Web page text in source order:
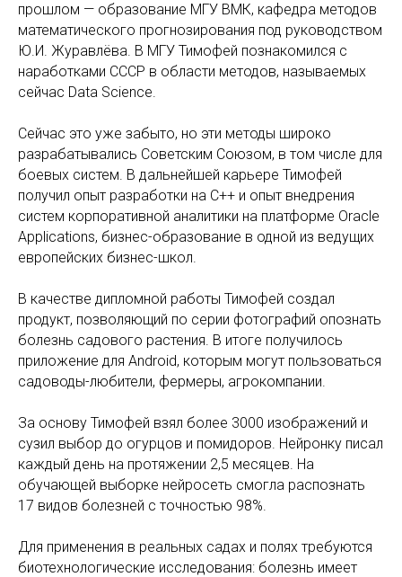
прошлом — образование МГУ ВМК, кафедра методов
математического прогнозирования под руководством
Ю.И. Журавлёва. В МГУ Тимофей познакомился с
наработками СССР в области методов, называемых
сейчас Data Science.
Сейчас это уже забыто, но эти методы широко
разрабатывались Советским Союзом, в том числе для
боевых систем. В дальнейшей карьере Тимофей
получил опыт разработки на C++ и опыт внедрения
систем корпоративной аналитики на платформе Oracle
Applications, бизнес-образование в одной из ведущих
европейских бизнес-школ.
В качестве дипломной работы Тимофей создал
продукт, позволяющий по серии фотографий опознать
болезнь садового растения. В итоге получилось
приложение для Android, которым могут пользоваться
садоводы-любители, фермеры, агрокомпании.
За основу Тимофей взял более 3000 изображений и
сузил выбор до огурцов и помидоров. Нейронку писал
каждый день на протяжении 2,5 месяцев. На
обучающей выборке нейросеть смогла распознать
17 видов болезней с точностью 98%.
Для применения в реальных садах и полях требуются
биотехнологические исследования: болезнь имеет